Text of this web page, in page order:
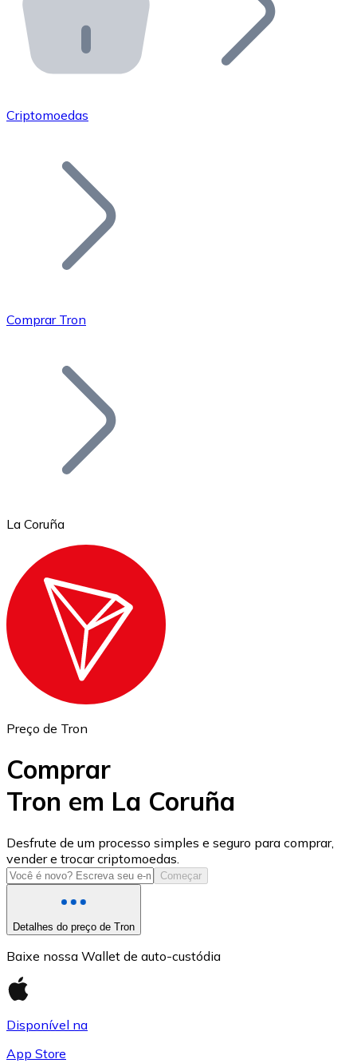
API Bitnovo
Integre nossa API no seu ecossistema.
Junte-se à nossa rede de revendedores e comercialize
Adicione o token do seu projeto ao nosso serviço de
Bitcoin
Ethereum
ETH
USD Coin
USDC
Criptomoedas
Comprar Tron
La Coruña
Preço de Tron
Comprar
Tron em La Coruña
Desfrute de um processo simples e seguro para comprar,
vender e trocar criptomoedas.
Começar
Detalhes do preço de Tron
Baixe nossa Wallet de auto-custódia
Disponível na
App Store